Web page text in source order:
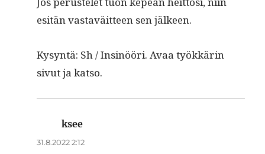
esitän vas­taväit­teen sen jälkeen.
Kysyn­tä: Sh / Insinööri. Avaa työkkärin
sivut ja katso.
ksee
31.8.2022 2:12